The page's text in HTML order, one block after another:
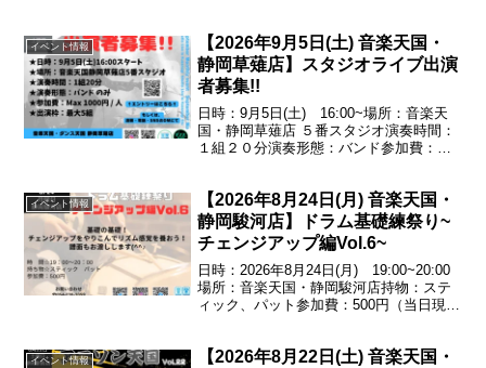
♪AKINO（創聖のアクエリオン）ライ...
イベント情報
【2026年9月5日(土) 音楽天国・
静岡草薙店】スタジオライブ出演
者募集!!
日時：9月5日(土) 16:00~場所：音楽天
国・静岡草薙店 ５番スタジオ演奏時間：
１組２０分演奏形態：バンド参加費：
イベント情報
【2026年8月24日(月) 音楽天国・
静岡駿河店】ドラム基礎練祭り~
チェンジアップ編Vol.6~
日時：2026年8月24日(月) 19:00~20:00
場所：音楽天国・静岡駿河店持物：ステ
ィック、パット参加費：500円（当日現金
します♪エントリー受付中！054...
イベント情報
【2026年8月22日(土) 音楽天国・